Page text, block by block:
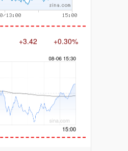
+3.42 +0.30%
-19.58 -0.55%